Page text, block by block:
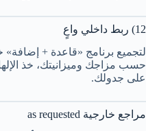
12) ربط داخلي واعٍ
لتجميع برنامج «قاعدة + إضافة»
حسب مزاجك وميزانيتك، خذ
على جدولك.
مراجع خارجية as requested